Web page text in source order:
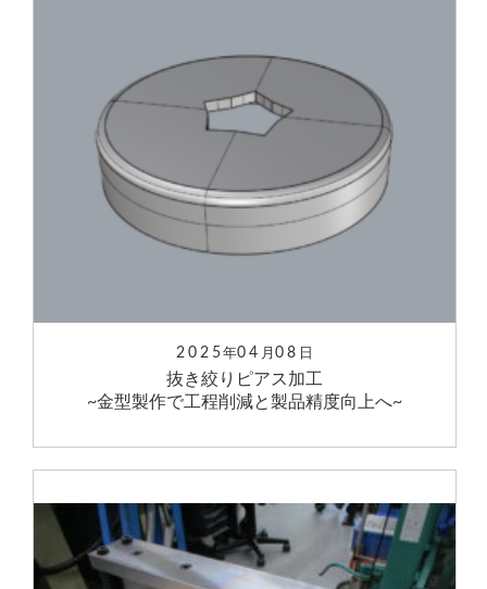
2025年04 月08 日
抜き絞りピアス加工
~金型製作で工程削減と製品精度向上へ~